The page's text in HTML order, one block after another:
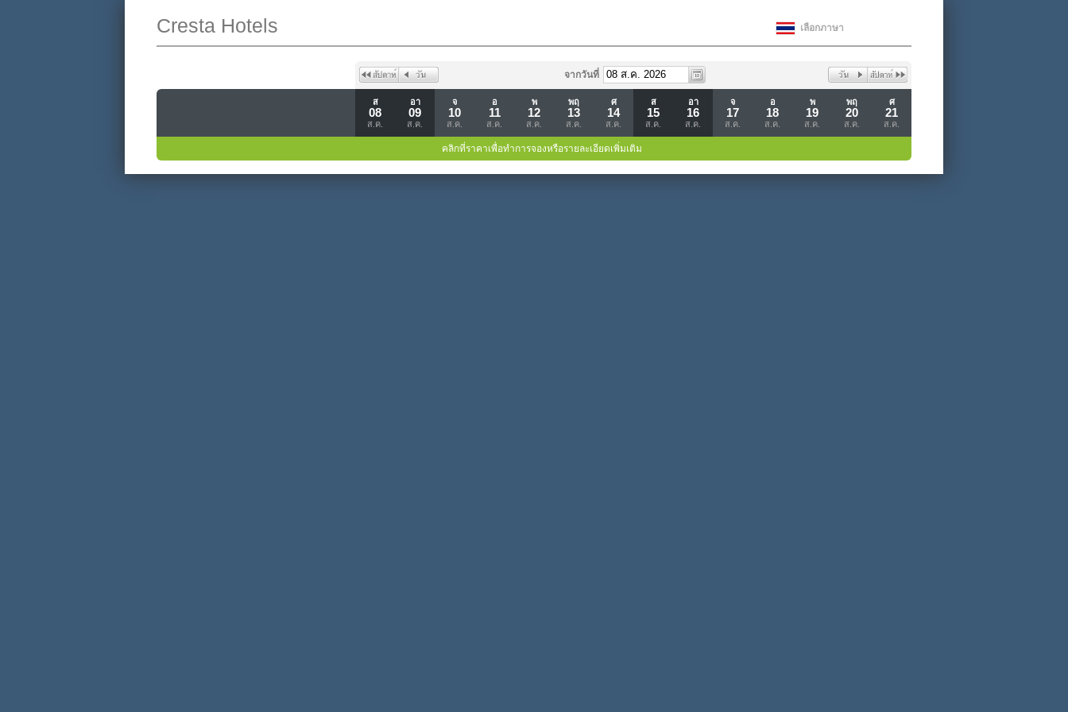
เลือกภาษา
Cresta Hotels
จากวันที่
ส
08
ส.ค.
อา
09
ส.ค.
จ
10
ส.ค.
อ
11
ส.ค.
พ
12
ส.ค.
พฤ
13
ส.ค.
ศ
14
ส.ค.
ส
15
ส.ค.
อา
16
ส.ค.
จ
17
ส.ค.
อ
18
ส.ค.
พ
19
ส.ค.
พฤ
20
ส.ค.
ศ
21
ส.ค.
คลิกที่ราคาเพื่อทำการจองหรือรายละเอียดเพิ่มเติม